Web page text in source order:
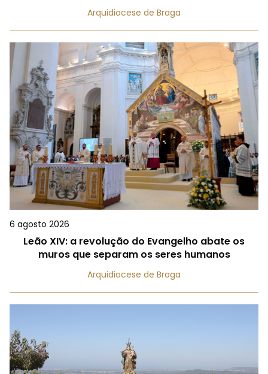
Arquidiocese de Braga
6 agosto 2026
Leão XIV: a revolução do Evangelho abate os
muros que separam os seres humanos
Arquidiocese de Braga